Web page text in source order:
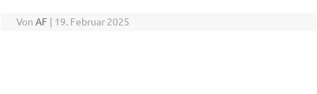
Von AF | 19. Februar 2025